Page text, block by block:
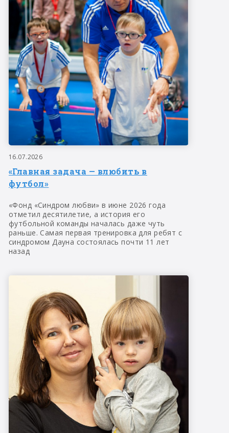
16.07.2026
«Главная задача — влюбить в
футбол»
«Фонд «Синдром любви» в июне 2026 года
отметил десятилетие, а история его
футбольной команды началась даже чуть
раньше. Самая первая тренировка для ребят с
синдромом Дауна состоялась почти 11 лет
назад